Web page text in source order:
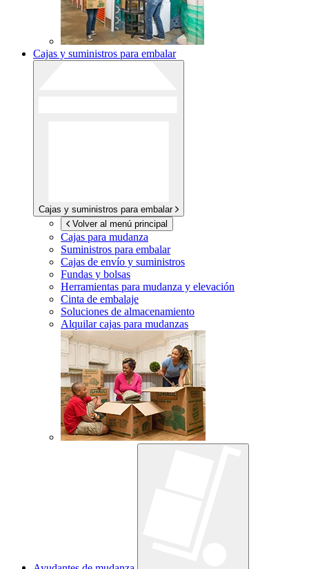
Cajas y suministros para embalar
Cajas y suministros para embalar
Volver al menú principal
Cajas para mudanza
Suministros para embalar
Cajas de envío y suministros
Fundas y bolsas
Herramientas para mudanza y elevación
Cinta de embalaje
Soluciones de almacenamiento
Alquilar cajas para mudanzas